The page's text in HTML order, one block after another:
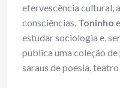
efervescência cultural,
consciências. Toninho
estudar sociologia e,
publica uma coleção de
saraus de poesia,